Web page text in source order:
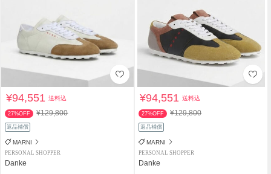
¥94,551送料込
27%OFF ¥129,800
返品補償
MARNI
PERSONAL SHOPPER
Danke
¥94,551送料込
27%OFF ¥129,800
返品補償
MARNI
PERSONAL SHOPPER
Danke